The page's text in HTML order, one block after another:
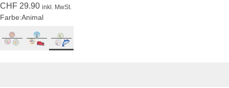
CHF 29.90 inkl. MwSt.
Farbe:Animal